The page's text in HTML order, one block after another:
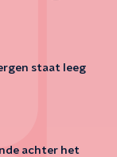
staat leeg
achter het